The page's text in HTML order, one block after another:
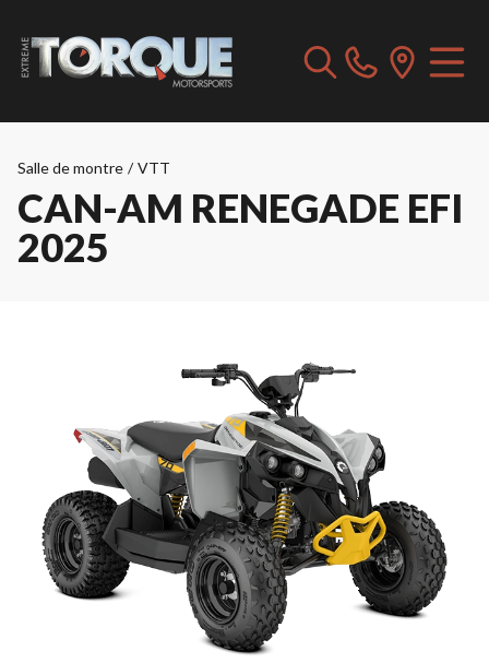
Salle de montre / VTT
CAN-AM RENEGADE EFI
2025